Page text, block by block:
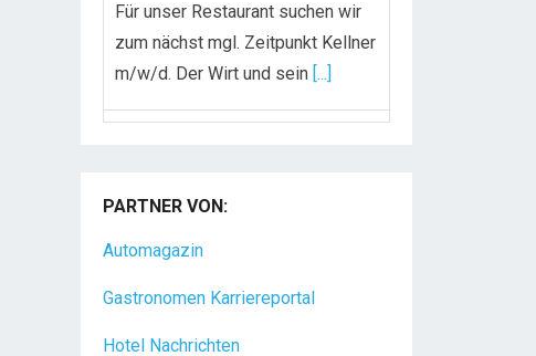
Für unser Restaurant suchen wir
zum nächst mgl. Zeitpunkt Kellner
m/w/d. Der Wirt und sein [...]
Dein Arbeitsplatz mit
(m/w/d) Du bist Gastgeber aus
Leidenschaft und liebst[...]